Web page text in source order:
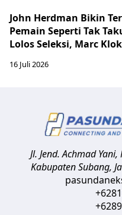
John Herdman Bikin
Pemain Seperti Tak
Lolos Seleksi, Marc
16 Juli 2026
Jl. Jend. Achmad
Kabupaten Subang,